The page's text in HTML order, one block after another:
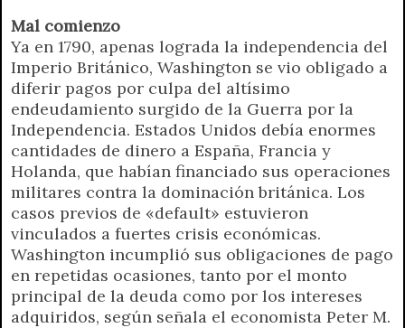
Mal comienzo
Ya en 1790, apenas lograda la independencia del
Imperio Británico, Washington se vio obligado a
diferir pagos por culpa del altísimo
endeudamiento surgido de la Guerra por la
Independencia. Estados Unidos debía enormes
cantidades de dinero a España, Francia y
Holanda, que habían financiado sus operaciones
militares contra la dominación británica. Los
casos previos de «default» estuvieron
vinculados a fuertes crisis económicas.
Washington incumplió sus obligaciones de pago
en repetidas ocasiones, tanto por el monto
principal de la deuda como por los intereses
adquiridos, según señala el economista Peter M.